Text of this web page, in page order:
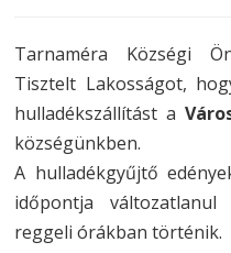
Tarnaméra Községi
Tisztelt Lakosságot,
hulladékszállítást a
községünkben.
A hulladékgyűjtő
időpontja
reggeli órákban történik.